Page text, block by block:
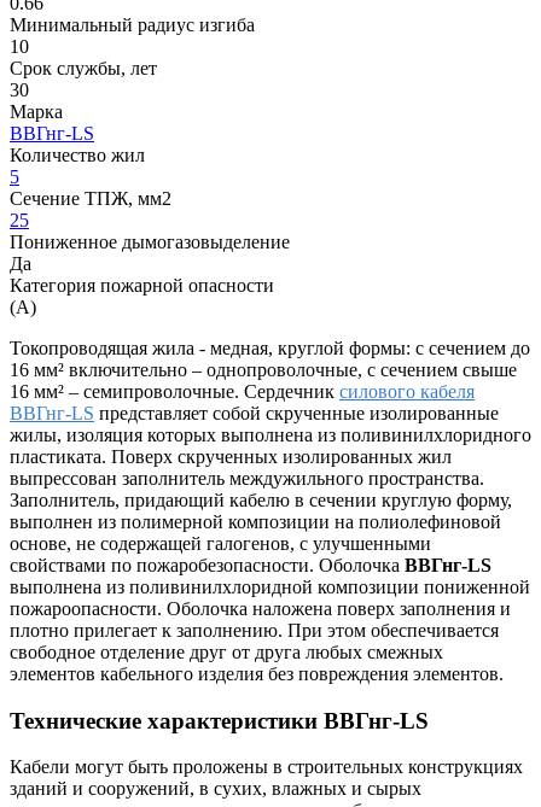
Минимальный радиус изгиба
10
Срок службы, лет
30
Марка
ВВГнг-LS
Количество жил
5
Сечение ТПЖ, мм2
25
Пониженное дымогазовыделение
Да
Категория пожарной опасности
(A)
Токопроводящая жила - медная, круглой формы: с сечением до
16 мм² включительно – однопроволочные, с сечением свыше
16 мм² – семипроволочные. Сердечник силового кабеля
ВВГнг-LS представляет собой скрученные изолированные
жилы, изоляция которых выполнена из поливинилхлоридного
пластиката. Поверх скрученных изолированных жил
выпрессован заполнитель междужильного пространства.
Заполнитель, придающий кабелю в сечении круглую форму,
выполнен из полимерной композиции на полиолефиновой
основе, не содержащей галогенов, с улучшенными
свойствами по пожаробезопасности. Оболочка ВВГнг-LS
выполнена из поливинилхлоридной композиции пониженной
пожароопасности. Оболочка наложена поверх заполнения и
плотно прилегает к заполнению. При этом обеспечивается
свободное отделение друг от друга любых смежных
элементов кабельного изделия без повреждения элементов.
Технические характеристики ВВГнг-LS
Кабели могут быть проложены в строительных конструкциях
зданий и сооружений, в сухих, влажных и сырых